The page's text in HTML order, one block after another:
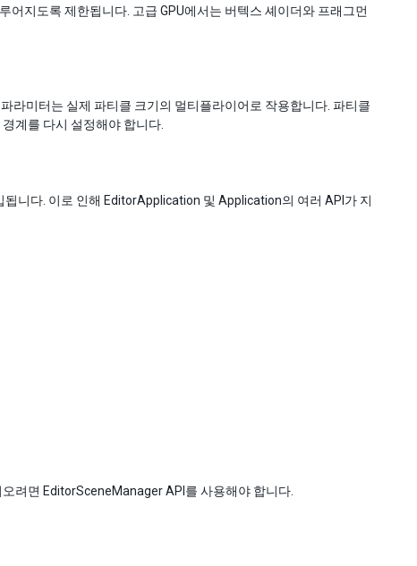
지도록 제한됩니다. 고급 GPU에서는 버텍스 셰이더와 프래그먼
라미터는 실제 파티클 크기의 멀티플라이어로 작용합니다. 파티클
계를 다시 설정해야 합니다.
니다. 이로 인해 EditorApplication 및 Application의 여러 API가 지
려면 EditorSceneManager API를 사용해야 합니다.